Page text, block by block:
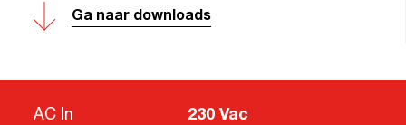
Ga naar downloads
AC In 230 Vac